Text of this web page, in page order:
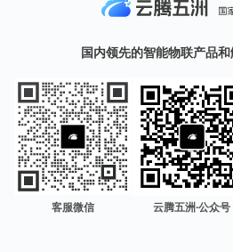
国内领先的智能物联产品
客服微信 云腾五洲·公众号